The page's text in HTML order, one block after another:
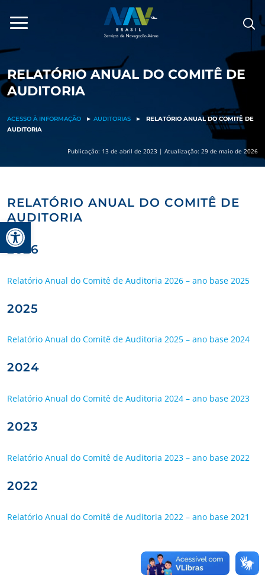
Barra de Ferramentas Aberta
para
conteúdo
RELATÓRIO ANUAL DO COMITÊ DE
AUDITORIA
ACESSO À INFORMAÇÃO ► AUDITORIAS ►
RELATÓRIO ANUAL DO COMITÊ DE
AUDITORIA
Publicação: 13 de abril de 2023 | Atualização: 29 de maio de 2026
RELATÓRIO ANUAL DO COMITÊ DE
AUDITORIA
2026
Relatório Anual do Comitê de Auditoria 2026 – ano base 2025
2025
Relatório Anual do Comitê de Auditoria 2025 – ano base 2024
2024
Relatório Anual do Comitê de Auditoria 2024 – ano base 2023
2023
Relatório Anual do Comitê de Auditoria 2023 – ano base 2022
2022
Relatório Anual do Comitê de Auditoria 2022 – ano base 2021